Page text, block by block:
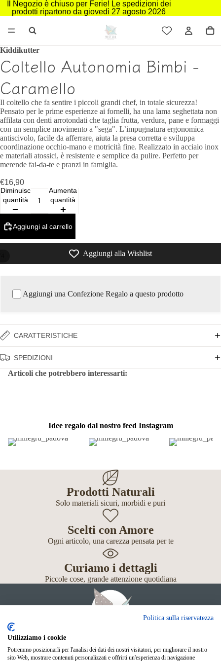
Il Negozio è chiuso per Ferie! Le spedizioni dei
prodotti ripartono da giovedì 27 agosto 2026
Kiddikutter
Coltello Autonomia Bimbi -
Caramello
Il coltello che fa sentire i piccoli grandi chef, in totale sicurezza!
Pensato per le prime esperienze ai fornelli, ha una lama seghettata non
affilata con denti arrotondati che taglia frutta, verdura, pane e formaggi
con un semplice movimento a "sega". L’impugnatura ergonomica
antiscivolo, facile da afferrare, aiuta la presa corretta e sviluppa
coordinazione occhio‑mano e motricità fine. Realizzato in acciaio inox
e materiali atossici, è resistente e semplice da pulire. Perfetto per
merende fai‑da‑te e pranzi in famiglia.
€16,90
Diminuisci
quantità
Aumenta
quantità
Aggiungi al carrello
Aggiungi alla Wishlist
Aggiungi una Confezione Regalo a questo prodotto
CARATTERISTICHE
SPEDIZIONI
Articoli che potrebbero interessarti:
Idee regalo dal nostro feed Instagram
Prodotti Naturali
Solo materiali sicuri, morbidi e puri
Scelti con Amore
Ogni articolo, una carezza pensata per te
Curiamo i dettagli
Piccole cose, grande attenzione quotidiana
Giochi
Politica sulla riservatezza
Utilizziamo i cookie
Potremmo posizionarli per l'analisi dei dati dei nostri visitatori, per migliorare il nostro
sito Web, mostrare contenuti personalizzati e offrirti un'esperienza di navigazione